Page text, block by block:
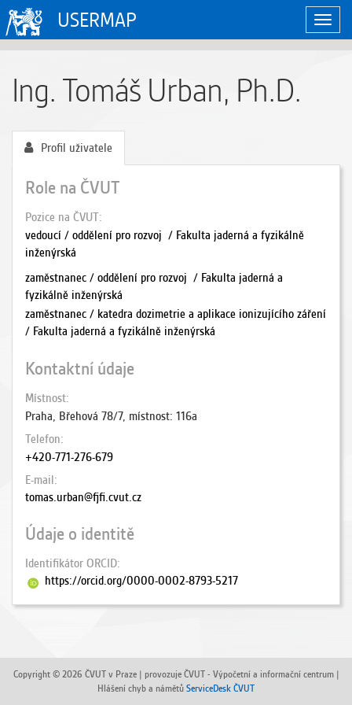
USERMAP
Ing. Tomáš Urban, Ph.D.
Profil uživatele
Role na ČVUT
Pozice na ČVUT
vedoucí / oddělení pro rozvoj / Fakulta jaderná a fyzikálně
inženýrská
zaměstnanec / oddělení pro rozvoj / Fakulta jaderná a
fyzikálně inženýrská
zaměstnanec / katedra dozimetrie a aplikace ionizujícího záření
/ Fakulta jaderná a fyzikálně inženýrská
Kontaktní údaje
Místnost
Praha, Břehová 78/7, místnost: 116a
Telefon
+420-771-276-679
E-mail
tomas.urban@fjfi.cvut.cz
Údaje o identitě
Identifikátor ORCID
https://orcid.org/0000-0002-8793-5217
Copyright © 2026 ČVUT v Praze | provozuje ČVUT - Výpočetní a informační centrum |
Hlášení chyb a námětů ServiceDesk ČVUT